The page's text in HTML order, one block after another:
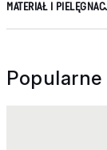
MATERIAŁ I